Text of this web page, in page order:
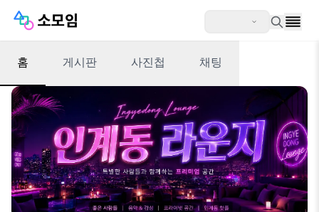
홈 게시판 사진첩 채팅